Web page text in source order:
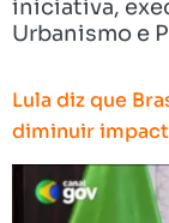
iniciativa,
Urbanismo e
Lula diz que
diminuir